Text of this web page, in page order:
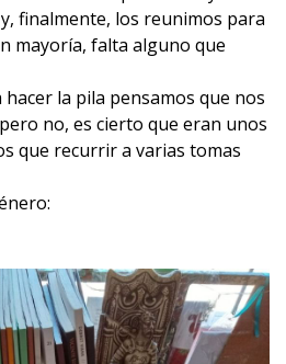
finalmente, los reunimos para
mayoría, falta alguno que
la pila pensamos que nos
no, es cierto que eran unos
que recurrir a varias tomas